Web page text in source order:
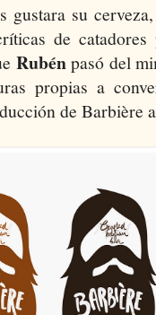
gustara su
de
Rubénpasó del
propias a
de Barbière